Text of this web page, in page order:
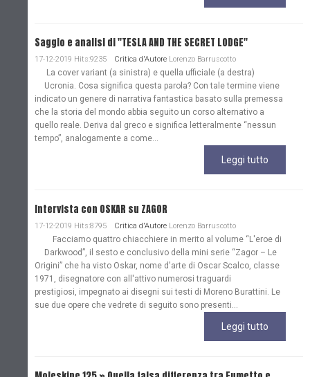
Saggio e analisi di "TESLA AND THE SECRET LODGE"
17-12-2019 Hits:9235 Critica d'Autore Lorenzo Barruscotto
La cover variant (a sinistra) e quella ufficiale (a destra)
Ucronia. Cosa significa questa parola? Con tale termine viene
indicato un genere di narrativa fantastica basato sulla premessa
che la storia del mondo abbia seguito un corso alternativo a
quello reale. Deriva dal greco e significa letteralmente “nessun
tempo”, analogamente a come...
Leggi tutto
Intervista con OSKAR su ZAGOR
17-12-2019 Hits:8795 Critica d'Autore Lorenzo Barruscotto
Facciamo quattro chiacchiere in merito al volume “L'eroe di
Darkwood”, il sesto e conclusivo della mini serie “Zagor – Le
Origini” che ha visto Oskar, nome d'arte di Oscar Scalco, classe
1971, disegnatore con all'attivo numerosi traguardi
prestigiosi, impegnato ai disegni sui testi di Moreno Burattini. Le
sue due opere che vedrete di seguito sono presenti...
Leggi tutto